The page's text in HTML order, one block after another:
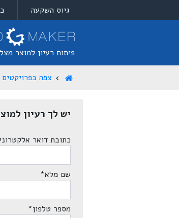
גיוס השקעה
פיתוח רעיון למוצר
צפה בפרויקטים
יש לך רעיון
כתובת דואר אלקטרוני
שם מלא*
מספר טלפון*